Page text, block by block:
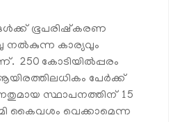
ഭൂപരിഷ്‌കരണ
നല്‍കുന്ന കാര്യവും
250 കോടിയില്‍പ്പരം
പേര്‍ക്ക്
സ്ഥാപനത്തിന് 15
കൈവശം വെക്കാമെന്ന